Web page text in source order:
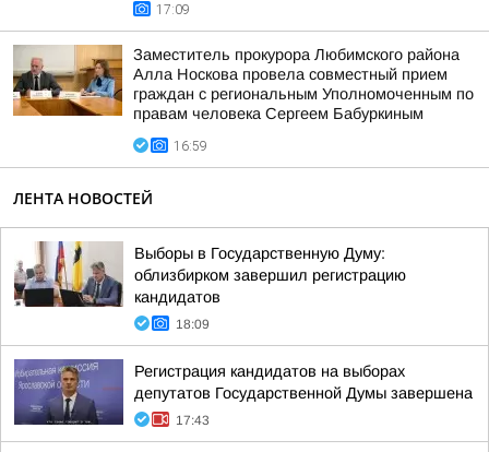
17:09
Заместитель прокурора Любимского района
Алла Носкова провела совместный прием
граждан с региональным Уполномоченным по
правам человека Сергеем Бабуркиным
16:59
ЛЕНТА НОВОСТЕЙ
Выборы в Государственную Думу:
облизбирком завершил регистрацию
кандидатов
18:09
Регистрация кандидатов на выборах
депутатов Государственной Думы завершена
17:43